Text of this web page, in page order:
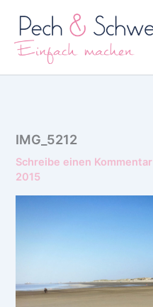
Inhalt
springen
IMG_5212
Schreibe einen Kommentar
2015